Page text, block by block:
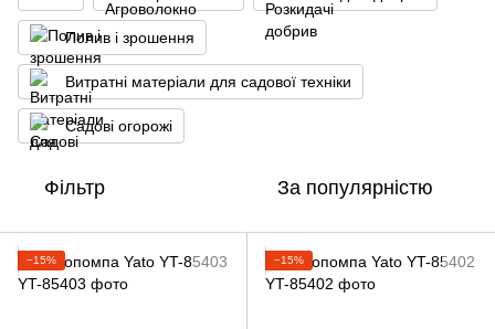
Полив і зрошення
Витратні матеріали для садової техніки
Садові огорожі
Фільтр За популярністю
−15% −15%